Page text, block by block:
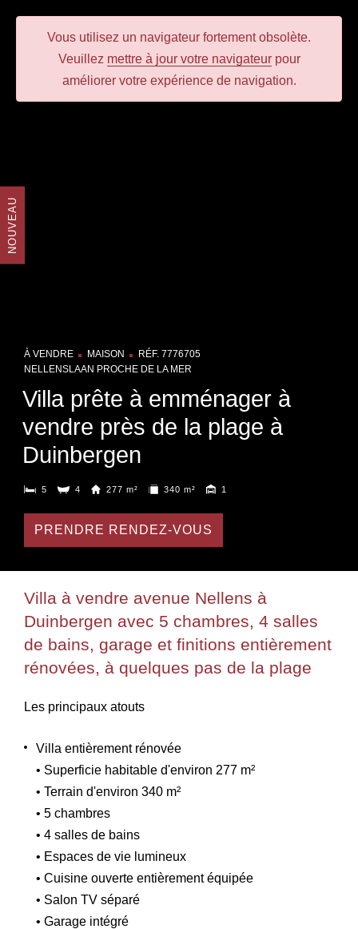
À VENDRE MAISON
RÉF. 7776705
NELLENSLAAN PROCHE DE LA MER
Villa prête à emménager à
vendre près de la plage à
Duinbergen
5 4 277 m² 340 m² 1
PRENDRE RENDEZ-VOUS
NOUVEAU
Villa à vendre avenue Nellens à
Duinbergen avec 5 chambres, 4 salles
de bains, garage et finitions entièrement
rénovées, à quelques pas de la plage
Les principaux atouts
Villa entièrement rénovée
• Superficie habitable d'environ 277 m²
• Terrain d'environ 340 m²
• 5 chambres
• 4 salles de bains
• Espaces de vie lumineux
• Cuisine ouverte entièrement équipée
• Salon TV séparé
• Garage intégré
Vous utilisez un navigateur fortement obsolète.
Veuillez mettre à jour votre navigateurpour
améliorer votre expérience de navigation.